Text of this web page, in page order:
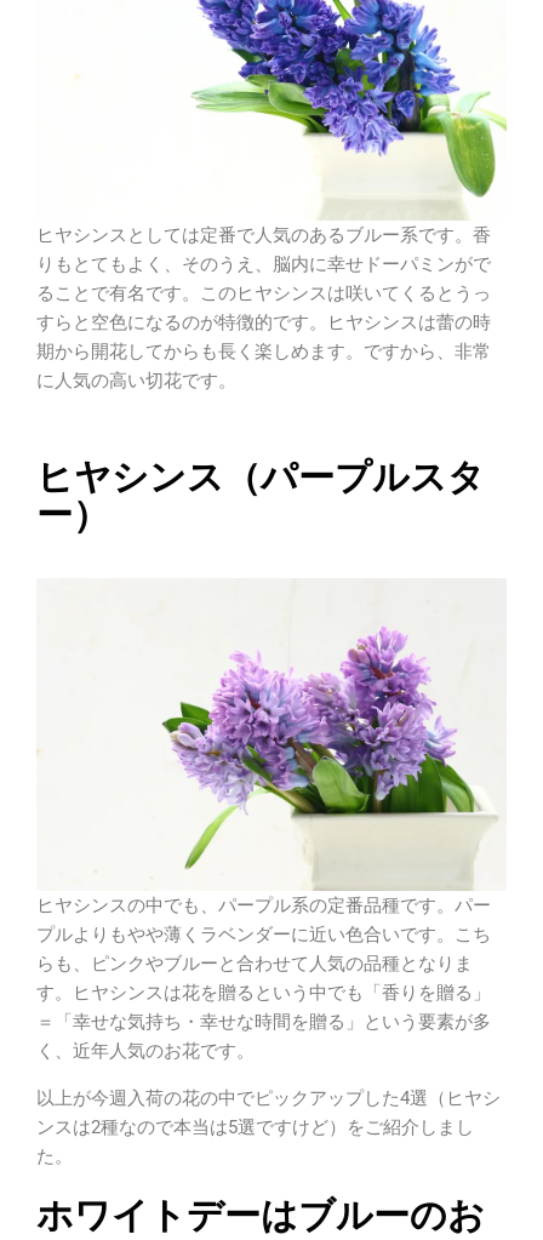
ヒヤシンスとしては定番で人気のあるブルー系です。香
りもとてもよく、そのうえ、脳内に幸せドーパミンがで
ることで有名です。このヒヤシンスは咲いてくるとうっ
すらと空色になるのが特徴的です。ヒヤシンスは蕾の時
期から開花してからも長く楽しめます。ですから、非常
に人気の高い切花です。
ヒヤシンス（パープルスタ
ー）
ヒヤシンスの中でも、パープル系の定番品種です。パー
プルよりもやや薄くラベンダーに近い色合いです。こち
らも、ピンクやブルーと合わせて人気の品種となりま
す。ヒヤシンスは花を贈るという中でも「香りを贈る」
＝「幸せな気持ち・幸せな時間を贈る」という要素が多
く、近年人気のお花です。
以上が今週入荷の花の中でピックアップした4選（ヒヤシ
ンスは2種なので本当は5選ですけど）をご紹介しまし
た。
ホワイトデーはブルーのお